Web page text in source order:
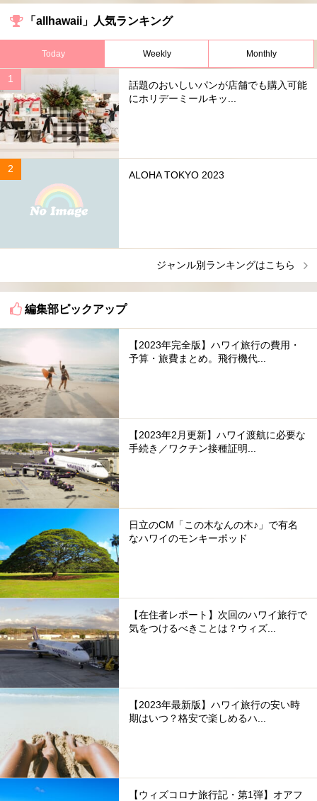
「allhawaii」人気ランキング
Today Weekly Monthly
話題のおいしいパンが店舗でも購入可能
にホリデーミールキッ...
ALOHA TOKYO 2023
ジャンル別ランキングはこちら
編集部ピックアップ
【2023年完全版】ハワイ旅行の費用・
予算・旅費まとめ。飛行機代...
【2023年2月更新】ハワイ渡航に必要な
手続き／ワクチン接種証明...
日立のCM「この木なんの木♪」で有名
なハワイのモンキーポッド
【在住者レポート】次回のハワイ旅行で
気をつけるべきことは？ウィズ...
【2023年最新版】ハワイ旅行の安い時
期はいつ？格安で楽しめるハ...
【ウィズコロナ旅行記・第1弾】オアフ